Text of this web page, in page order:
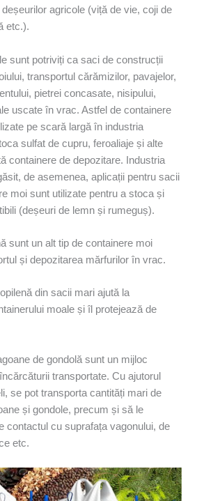
agricole (viță de vie, coji de
etc.).
sunt potriviți ca saci de construcții
transportul cărămizilor, pavajelor,
pietrei concasate, nisipului,
uscate în vrac. Astfel de containere
pe scară largă în industria
sulfat de cupru, feroaliaje și alte
containere de depozitare. Industria
de asemenea, aplicații pentru sacii
moi sunt utilizate pentru a stoca și
(deșeuri de lemn și rumeguș).
sunt un alt tip de containere moi
și depozitarea mărfurilor în vrac.
din sacii mari ajută la
moale și îl protejează de
de gondolă sunt un mijloc
transportate. Cu ajutorul
se pot transporta cantități mari de
și gondole, precum și să le
contactul cu suprafața vagonului, de
etc.